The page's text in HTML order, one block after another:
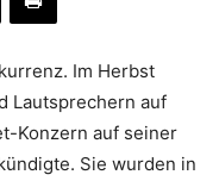
Im Herbst
Lautsprechern auf
Konzern auf seiner
Sie wurden in